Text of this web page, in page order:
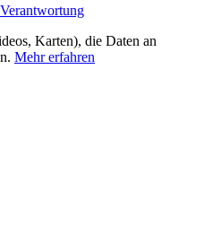
Verantwortung
Karten), die Daten an
Mehr erfahren